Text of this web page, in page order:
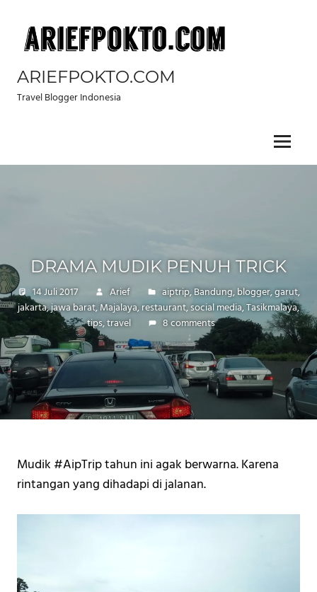
content
ARIEFPOKTO.COM
Travel Blogger Indonesia
Menu
DRAMA MUDIK PENUH TRICK
14 Juli 2017 Arief aiptrip,Bandung,blogger,garut,
jakarta,jawa barat,Majalaya,restaurant,social media,Tasikmalaya,
tips,travel 8 comments
Mudik #AipTrip tahun ini agak berwarna. Karena
rintangan yang dihadapi di jalanan.